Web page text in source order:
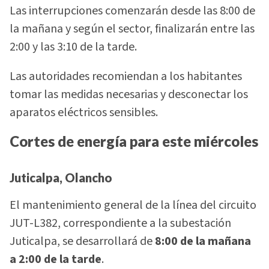
Las interrupciones comenzarán desde las 8:00 de
la mañana y según el sector, finalizarán entre las
2:00 y las 3:10 de la tarde.
Las autoridades recomiendan a los habitantes
tomar las medidas necesarias y desconectar los
aparatos eléctricos sensibles.
Cortes de energía para este miércoles
Juticalpa, Olancho
El mantenimiento general de la línea del circuito
JUT-L382, correspondiente a la subestación
Juticalpa, se desarrollará de8:00 de la mañana
a 2:00 de la tarde.